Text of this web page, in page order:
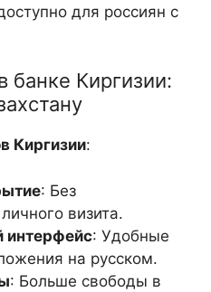
для россиян с
банке Киргизии:
Киргизии:
: Без
визита.
интерфейс: Удобные
на русском.
: Больше свободы в